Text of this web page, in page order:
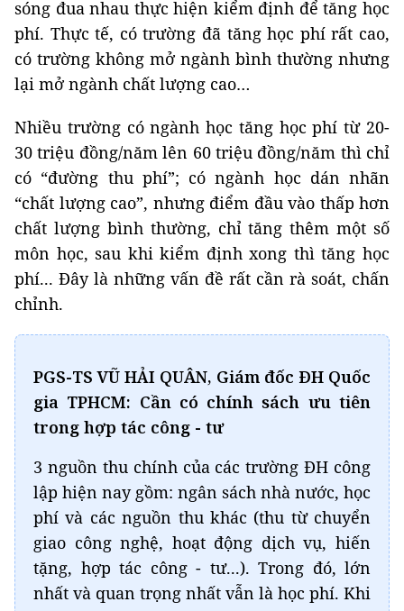
sóng đua nhau thực hiện kiểm định để tăng học
phí. Thực tế, có trường đã tăng học phí rất cao,
có trường không mở ngành bình thường nhưng
lại mở ngành chất lượng cao…
Nhiều trường có ngành học tăng học phí từ 20-
30 triệu đồng/năm lên 60 triệu đồng/năm thì chỉ
có “đường thu phí”; có ngành học dán nhãn
“chất lượng cao”, nhưng điểm đầu vào thấp hơn
chất lượng bình thường, chỉ tăng thêm một số
môn học, sau khi kiểm định xong thì tăng học
phí... Đây là những vấn đề rất cần rà soát, chấn
chỉnh.
PGS-TS VŨ HẢI QUÂN, Giám đốc ĐH Quốc
gia TPHCM: Cần có chính sách ưu tiên
trong hợp tác công - tư
3 nguồn thu chính của các trường ĐH công
lập hiện nay gồm: ngân sách nhà nước, học
phí và các nguồn thu khác (thu từ chuyển
giao công nghệ, hoạt động dịch vụ, hiến
tặng, hợp tác công - tư...). Trong đó, lớn
nhất và quan trọng nhất vẫn là học phí. Khi